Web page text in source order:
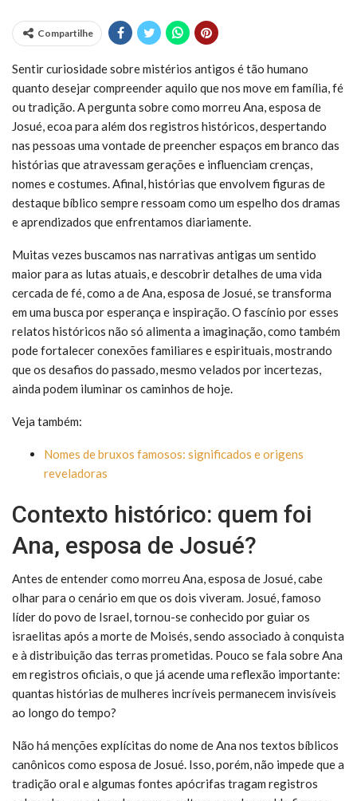
Compartilhe
Sentir curiosidade sobre mistérios antigos é tão humano
quanto desejar compreender aquilo que nos move em família, fé
ou tradição. A pergunta sobre como morreu Ana, esposa de
Josué, ecoa para além dos registros históricos, despertando
nas pessoas uma vontade de preencher espaços em branco das
histórias que atravessam gerações e influenciam crenças,
nomes e costumes. Afinal, histórias que envolvem figuras de
destaque bíblico sempre ressoam como um espelho dos dramas
e aprendizados que enfrentamos diariamente.
Muitas vezes buscamos nas narrativas antigas um sentido
maior para as lutas atuais, e descobrir detalhes de uma vida
cercada de fé, como a de Ana, esposa de Josué, se transforma
em uma busca por esperança e inspiração. O fascínio por esses
relatos históricos não só alimenta a imaginação, como também
pode fortalecer conexões familiares e espirituais, mostrando
que os desafios do passado, mesmo velados por incertezas,
ainda podem iluminar os caminhos de hoje.
Veja também:
Nomes de bruxos famosos: significados e origens
reveladoras
Contexto histórico: quem foi
Ana, esposa de Josué?
Antes de entender como morreu Ana, esposa de Josué, cabe
olhar para o cenário em que os dois viveram. Josué, famoso
líder do povo de Israel, tornou-se conhecido por guiar os
israelitas após a morte de Moisés, sendo associado à conquista
e à distribuição das terras prometidas. Pouco se fala sobre Ana
em registros oficiais, o que já acende uma reflexão importante:
quantas histórias de mulheres incríveis permanecem invisíveis
ao longo do tempo?
Não há menções explícitas do nome de Ana nos textos bíblicos
canônicos como esposa de Josué. Isso, porém, não impede que a
tradição oral e algumas fontes apócrifas tragam registros